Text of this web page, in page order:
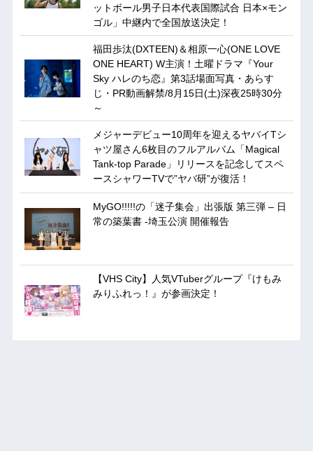
ットボール男子日本代表国際試合 日本×モン
ゴル」中継内で全国放送決定！
福田歩汰(DXTEEN)＆相原一心(ONE LOVE
ONE HEART) W主演！土曜ドラマ『Your
Sky ハレのち恋』第3話場面写真・あらす
じ・PR動画解禁/8月15日(土)深夜25時30分
～
メジャーデビュー10周年を迎えるヤバイTシ
ャツ屋さん6枚目のフルアルバム「Magical
Tank-top Parade」リリースを記念してスペ
ースシャワーTVで”ヤバ研”が復活！
MyGO!!!!!の「迷子集会」出張版 第三弾 – 日
常の築葉書 -埼玉公演 開催報告
【VHS City】人気VTuberグループ『けもみ
みりふれっ！』が参画決定！